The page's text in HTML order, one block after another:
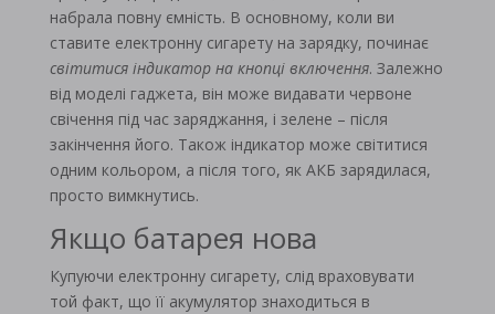
набрала повну ємність. В основному, коли ви
ставите електронну сигарету на зарядку, починає
світитися індикатор на кнопці включення. Залежно
від моделі гаджета, він може видавати червоне
свічення під час заряджання, і зелене – після
закінчення його. Також індикатор може світитися
одним кольором, а після того, як АКБ зарядилася,
просто вимкнутись.
Якщо батарея нова
Купуючи електронну сигарету, слід враховувати
той факт, що її акумулятор знаходиться в